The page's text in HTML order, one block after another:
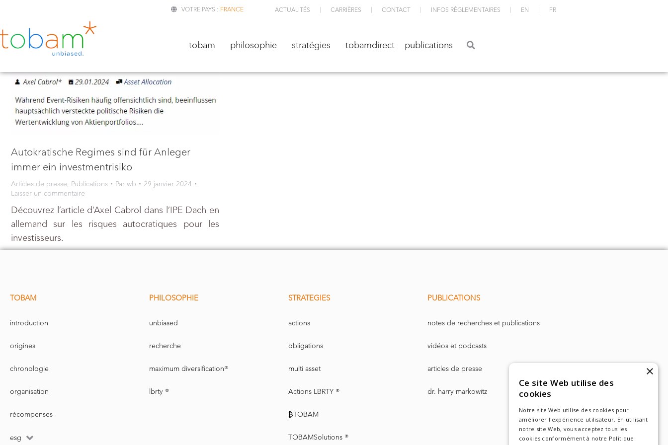
VOTRE PAYS : FRANCE ACTUALITÉS CARRIÈRES CONTACT INFOS RÈGLEMENTAIRES EN FR
tobam philosophie stratégies tobamdirect publications
Autokratische Regimes sind für Anleger
immer ein investmentrisiko
Articles de presse, Publications Par wb
29 janvier 2024
Laisser un commentaire
Découvrez l’article d’Axel Cabrol dans l’IPE Dach en
allemand sur les risques autocratiques pour les
investisseurs.
TOBAM
introduction
origines
chronologie
organisation
récompenses
esg
PHILOSOPHIE
unbiased
recherche
maximum diversification®
lbrty ®
STRATEGIES
actions
obligations
multi asset
Actions LBRTY ®
₿TOBAM
TOBAMSolutions ®
PUBLICATIONS
notes de recherches et publications
vidéos et podcasts
articles de presse
dr. harry markowitz
×
Ce site Web utilise des
cookies
Notre site Web utilise des cookies pour
améliorer l'expérience utilisateur. En utilisant
notre site Web, vous acceptez tous les
cookies conformément à notre Politique